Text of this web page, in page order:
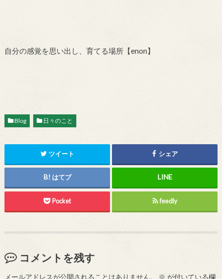
自分の感覚を思い出し、育てる場所【enon】
Blog 日々のこと
ツイート シェア
はてブ
Pocket feedly
コメントを残す
メールアドレスが公開されることはありません。 ※ が付いている欄